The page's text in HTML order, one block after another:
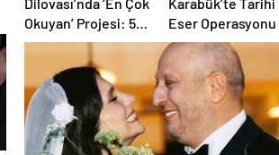
Dilovası’nda ‘En Çok
Okuyan’ Projesi: 55
Bin Kitap
Vatandaşlarla
Buluştu
Karabük’te Tarihi
Eser Operasyonu